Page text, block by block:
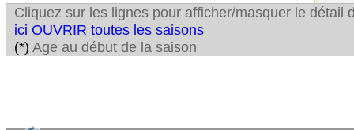
Cliquez sur les lignes pour afficher/masquer le détail
ici OUVRIR toutes les saisons
(*) Age au début de la saison